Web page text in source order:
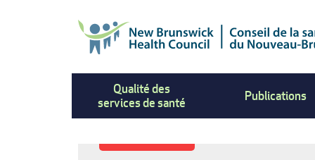
Qualité des
services de santé
Publications